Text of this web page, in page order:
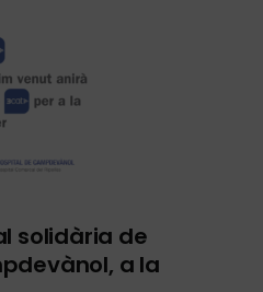
solidària de
a la